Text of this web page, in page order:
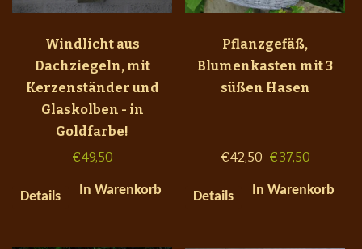
Windlicht aus
Dachziegeln, mit
Kerzenständer und
Glaskolben - in
Goldfarbe!
€49,50
Details In Warenkorb
Pflanzgefäß,
Blumenkasten mit 3
süßen Hasen
€42,50 €37,50
Details In Warenkorb